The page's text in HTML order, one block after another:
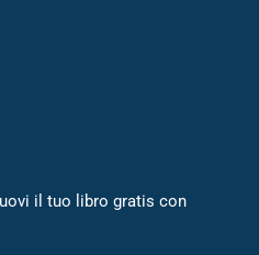
il tuo libro gratis con